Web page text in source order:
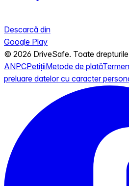
Descarcă din
Google Play
© 2026 DriveSafe. Toate
ANPCPetițiiMetode de plată
preluare datelor cu caracter